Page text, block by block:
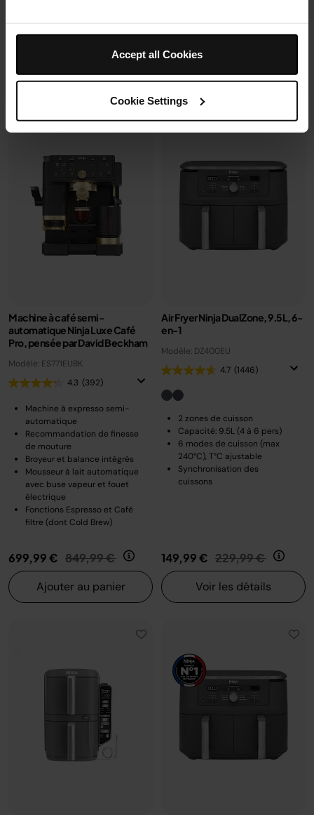
Accept all Cookies
Cookie Settings
239,99 €Prix le + bas sur 30j
Voir les détails
109,99 €Prix le + bas sur 30j
Voir les détails
Machine à café semi-
automatique Ninja Luxe Café
Pro, pensée par David Beckham
Modèle: ES771EUBK
4.3 (392)
Machine à expresso semi-
automatique
Recommandation de finesse
de mouture
Broyeur et balance intégrés
Mousseur à lait automatique
avec buse vapeur et fouet
électrique
Fonctions Espresso et Café
filtre (dont Cold Brew)
699,99 € Prix réduit de
849,99 € au
Ajouter au panier
Air Fryer Ninja DualZone, 9.5L, 6-
en-1
Modèle: DZ400EU
4.7 (1446)
2 zones de cuisson
Capacité: 9.5L (4 à 6 pers)
6 modes de cuisson (max
240°C), T°C ajustable
Synchronisation des
cuissons
149,99 € Prix réduit de
229,99 € au
Voir les détails